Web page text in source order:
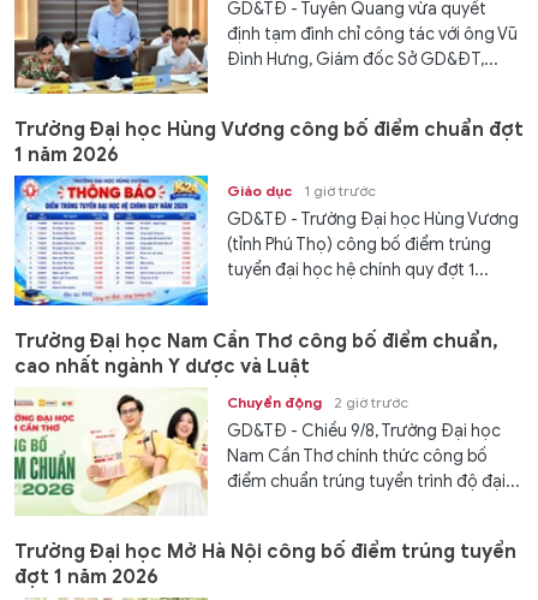
GD&TĐ - Tuyên Quang vừa quyết
định tạm đình chỉ công tác với ông Vũ
Đình Hưng, Giám đốc Sở GD&ĐT,...
Trường Đại học Hùng Vương công bố điểm chuẩn đợt
1 năm 2026
Giáo dục 1 giờ trước
GD&TĐ - Trường Đại học Hùng Vương
(tỉnh Phú Thọ) công bố điểm trúng
tuyển đại học hệ chính quy đợt 1...
Trường Đại học Nam Cần Thơ công bố điểm chuẩn,
cao nhất ngành Y dược và Luật
Chuyển động 2 giờ trước
GD&TĐ - Chiều 9/8, Trường Đại học
Nam Cần Thơ chính thức công bố
điểm chuẩn trúng tuyển trình độ đại...
Trường Đại học Mở Hà Nội công bố điểm trúng tuyển
đợt 1 năm 2026